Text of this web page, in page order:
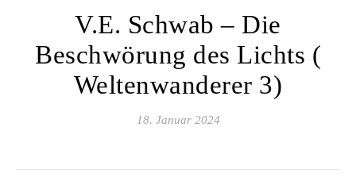
V.E. Schwab – Die
Beschwörung des Lichts (
Weltenwanderer 3)
18. Januar 2024